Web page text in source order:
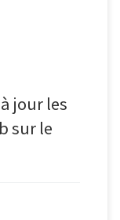
jour les
sur le